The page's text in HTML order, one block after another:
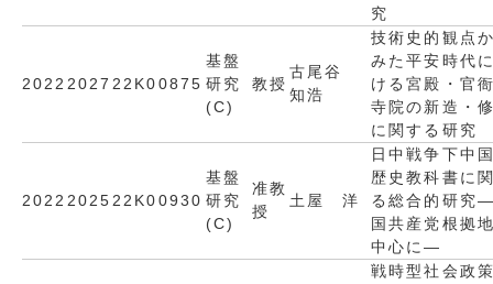
究
2022 2027 22K00875
基盤
研究
(C)
教授
古尾谷
知浩
技術史的観点
みた平安時代
ける宮殿・官
寺院の新造・
に関する研究
2022 2025 22K00930
基盤
研究
(C)
准教
授
土屋 洋
日中戦争下中
歴史教科書に
る総合的研究
国共産党根拠
中心に―
戦時型社会政